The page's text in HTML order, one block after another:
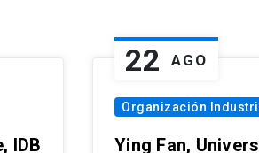
IDB
22 AGO
Organización
Ying Fan,